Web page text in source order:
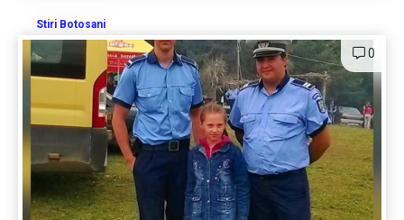
Stiri Botosani
0